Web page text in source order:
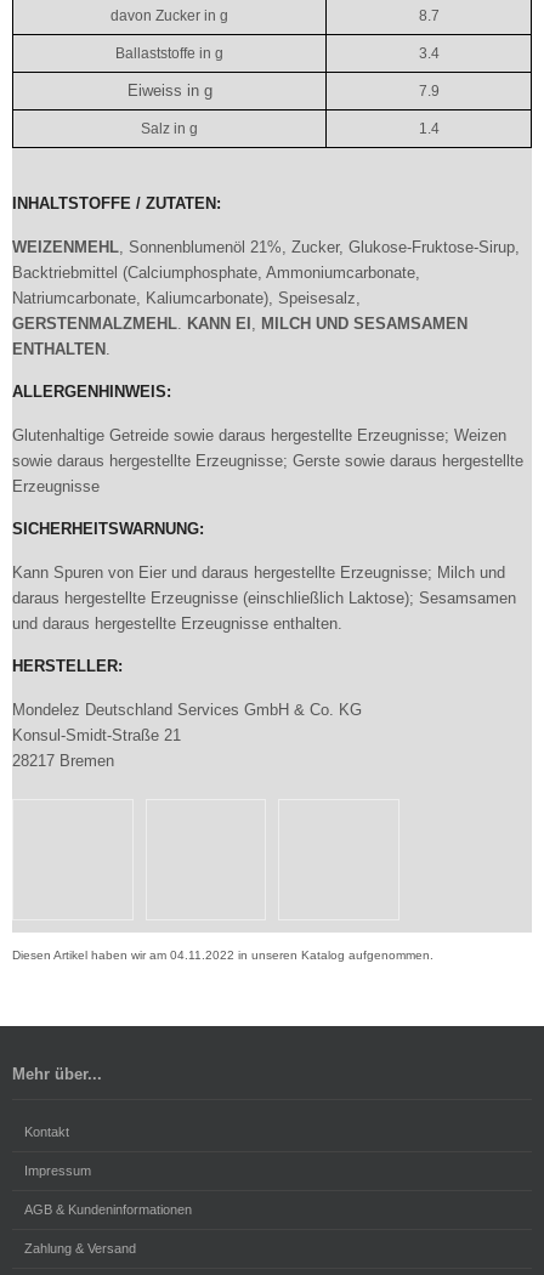
davon Zucker in g 8.7
Ballaststoffe in g 3.4
Eiweiss in g 7.9
Salz in g 1.4
INHALTSTOFFE / ZUTATEN:
WEI ZENMEHL, Sonnenblumenöl 21%, Zucker, Glukose-Fruktose-Sirup,
Backtriebmittel (Calciumphosphate, Ammoniumcarbonate,
Natriumcarbonate, Kaliumcarbonate), Speisesalz,
GERSTENMALZMEHL. KANN EI , MILCH UND SESAMSAMEN
ENTHALTEN .
ALLERGENHINWEIS:
Glutenhaltige Getreide sowie daraus hergestellte Erzeugnisse; Weizen
sowie daraus hergestellte Erzeugnisse; Gerste sowie daraus hergestellte
Erzeugnisse
SICHERHEITSWARNUNG:
Kann Spuren von Eier und daraus hergestellte Erzeugnisse; Milch und
daraus hergestellte Erzeugnisse (einschließlich Laktose); Sesamsamen
und daraus hergestellte Erzeugnisse enthalten.
HERSTELLER:
Mondelez Deutschland Services GmbH & Co. KG
Konsul-Smidt-Straße 21
28217 Bremen
Diesen Artikel haben wir am 04.11.2022 in unseren Katalog aufgenommen.
Mehr über...
Kontakt
Impressum
AGB & Kundeninformationen
Zahlung & Versand